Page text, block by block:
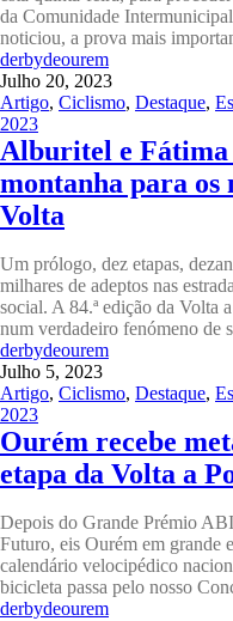
da Comunidade
noticiou, a prova mais
derbydeourem
Julho 20, 2023
Artigo, Ciclismo, Destaque,
2023
Alburitel e Fátima
montanha para os
Volta
Um prólogo, dez etapas,
milhares de adeptos nas
social. A 84.ª edição da Volta
num verdadeiro fenómeno de
derbydeourem
Julho 5, 2023
Artigo, Ciclismo, Destaque,
2023
Ourém recebe
etapa da Volta a
Depois do Grande Prémio
Futuro, eis Ourém em grande
calendário velocipédico
bicicleta passa pelo nosso
derbydeourem